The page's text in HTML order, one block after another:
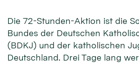
Die 72-Stunden-Aktion ist die
Bundes der Deutschen
(BDKJ) und der katholischen
Deutschland. Drei Tage lang